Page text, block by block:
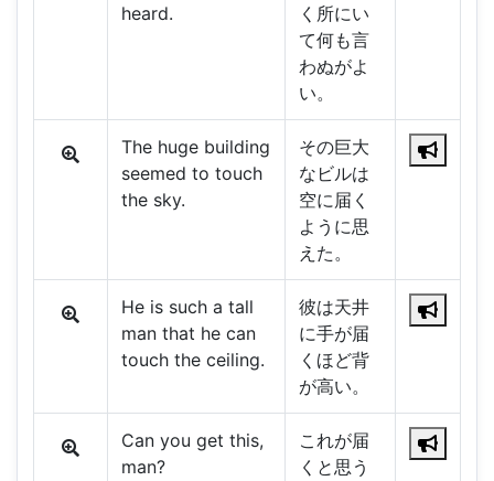
heard.
く所にい
て何も言
わぬがよ
い。
The huge building
seemed to touch
the sky.
その巨大
なビルは
空に届く
ように思
えた。
He is such a tall
man that he can
touch the ceiling.
彼は天井
に手が届
くほど背
が高い。
Can you get this,
man?
これが届
くと思う